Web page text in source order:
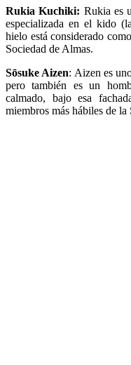
Rukia Kuchiki: Rukia es
especializada en el kido
hielo está considerado
Sociedad de Almas.
Sōsuke Aizen: Aizen es
pero también es un
calmado, bajo esa
miembros más hábiles de la